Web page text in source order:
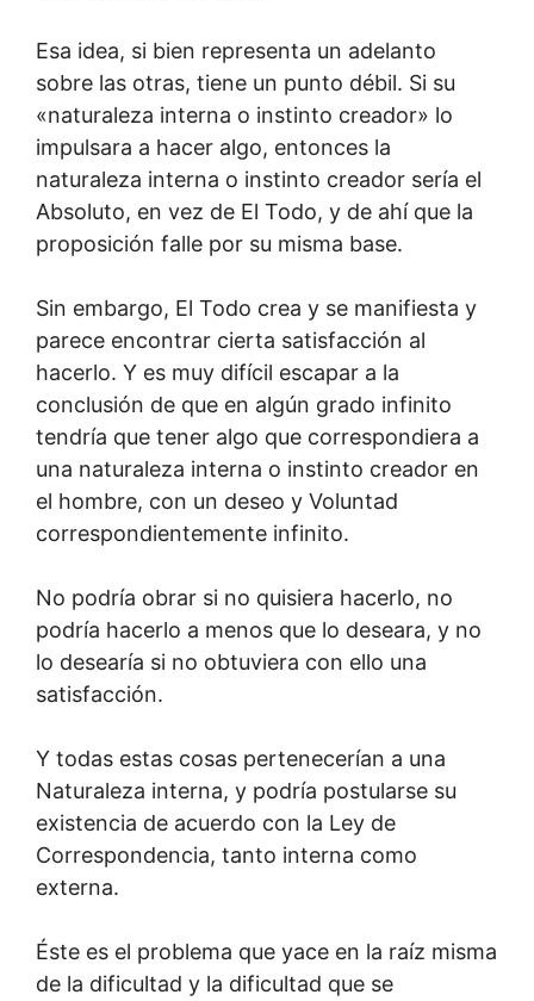
Esa idea, si bien representa un adelanto
sobre las otras, tiene un punto débil. Si su
«naturaleza interna o instinto creador» lo
impulsara a hacer algo, entonces la
naturaleza interna o instinto creador sería el
Absoluto, en vez de El Todo, y de ahí que la
proposición falle por su misma base.
Sin embargo, El Todo crea y se manifiesta y
parece encontrar cierta satisfacción al
hacerlo. Y es muy difícil escapar a la
conclusión de que en algún grado infinito
tendría que tener algo que correspondiera a
una naturaleza interna o instinto creador en
el hombre, con un deseo y Voluntad
correspondientemente infinito.
No podría obrar si no quisiera hacerlo, no
podría hacerlo a menos que lo deseara, y no
lo desearía si no obtuviera con ello una
satisfacción.
Y todas estas cosas pertenecerían a una
Naturaleza interna, y podría postularse su
existencia de acuerdo con la Ley de
Correspondencia, tanto interna como
externa.
Éste es el problema que yace en la raíz misma
de la dificultad y la dificultad que se